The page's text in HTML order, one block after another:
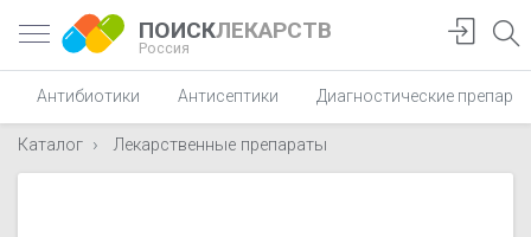
ПОИСКЛЕКАРСТВ
Россия
Антибиотики Антисептики Диагностические
Каталог Лекарственные препараты